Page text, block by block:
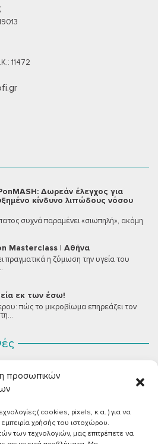
προσωπικών
( cookies, pixels, κ.α. ) για να
χρήσής του ιστοχώρου.
των τεχνολογιών, μας επιτρέπετε να
11472
Δωρεάν έλεγχος για
κίνδυνο λιπώδους νόσου
συχνά παραμένει «σιωπηλή», ακόμη
Masterclass | Αθήνα
πραγματικά η ζύμωση την υγεία του
εκ των έσω!
πώς το μικροβίωμα επηρεάζει τον
για όλους εμάς που θέλουμε να
Σαλάτα με Φέτα από Τόφου
και “χωριάτικη” σαλάτα! Έχοντας
το...